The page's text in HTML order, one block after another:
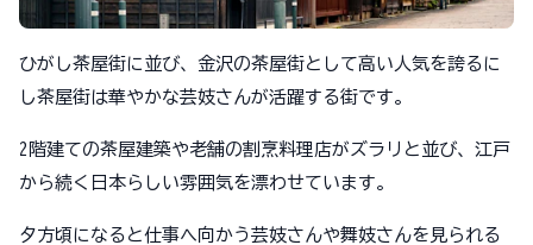
ひがし茶屋街に並び、金沢の茶屋街として高い人気を誇るに
し茶屋街は華やかな芸妓さんが活躍する街です。
2階建ての茶屋建築や老舗の割烹料理店がズラリと並び、江戸
から続く日本らしい雰囲気を漂わせています。
夕方頃になると仕事へ向かう芸妓さんや舞妓さんを見られる